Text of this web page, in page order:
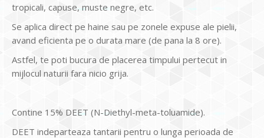
tropicali, capuse, muste negre, etc.
Se aplica direct pe haine sau pe zonele expuse ale pielii,
avand eficienta pe o durata mare (de pana la 8 ore).
Astfel, te poti bucura de placerea timpului pertecut in
mijlocul naturii fara nicio grija.
Contine 15% DEET (N-Diethyl-meta-toluamide).
DEET indeparteaza tantarii pentru o lunga perioada de